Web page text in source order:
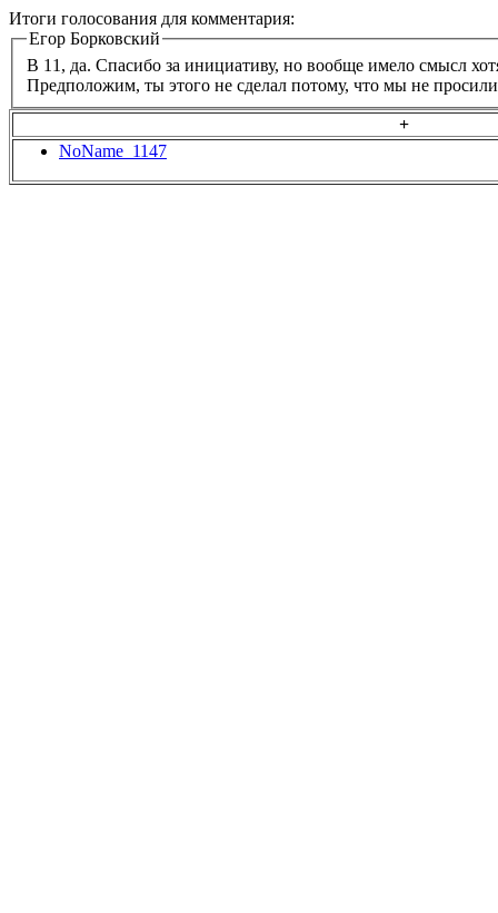
Итоги голосования для комментария:
Егор Борковский
В 11, да. Спасибо за инициативу, но вообще имело смысл
Предположим, ты этого не сделал потому, что мы не
+
NoName_1147